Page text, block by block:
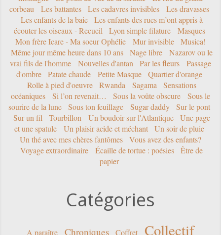
corbeau
Les battantes Les cadavres invisibles
Les dravasses
Les enfants de la baie
Les enfants des rues m’ont appris à
écouter les oiseaux - Recueil
Lyon simple filature
Masques
Mon frère Icare - Ma soeur Ophélie
Mur invisible
Musica!
Même jour même heure dans 10 ans
Nage libre
Nazarov ou le
vrai fils de l'homme
Nouvelles d'antan Par les fleurs
Passage
d'ombre
Patate chaude Petite Masque
Quartier d'orange
Rolle à pied d'oeuvre
Rwanda Sagama
Sensations
océaniques
Si l’on revenait… Sous la voûte obscure
Sous le
sourire de la lune
Sous ton feuillage Sugar daddy
Sur le pont
Sur un fil
Tourbillon Un boudoir sur l'Atlantique
Une page
et une spatule
Un plaisir acide et méchant
Un soir de pluie
Un thé avec mes chères fantômes
Vous avez des enfants?
Voyage extraordinaire
Écaille de tortue : poésies
Être de
papier
Catégories
A paraître Chroniques Coffret
Collectif